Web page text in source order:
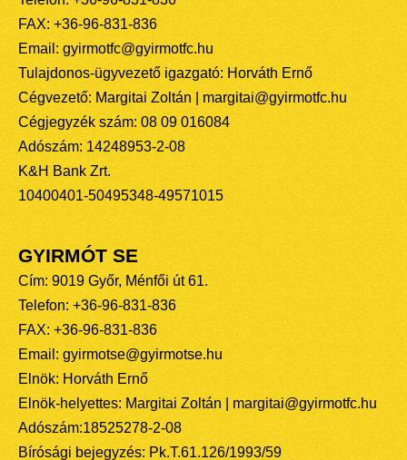
FAX: +36-96-831-836
Email: gyirmotfc@gyirmotfc.hu
Tulajdonos-ügyvezető igazgató: Horváth Ernő
Cégvezető: Margitai Zoltán | margitai@gyirmotfc.hu
Cégjegyzék szám: 08 09 016084
Adószám: 14248953-2-08
K&H Bank Zrt.
10400401-50495348-49571015
GYIRMÓT SE
Cím: 9019 Győr, Ménfői út 61.
Telefon: +36-96-831-836
FAX: +36-96-831-836
Email: gyirmotse@gyirmotse.hu
Elnök: Horváth Ernő
Elnök-helyettes: Margitai Zoltán | margitai@gyirmotfc.hu
Adószám:18525278-2-08
Bírósági bejegyzés: Pk.T.61.126/1993/59